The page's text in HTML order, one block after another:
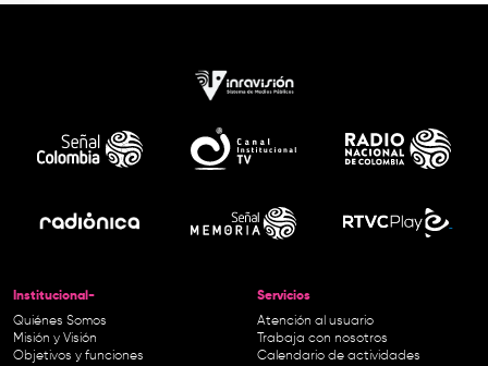
Institucional-
Quiénes Somos
Misión y Visión
Objetivos y funciones
Servicios
Atención al usuario
Trabaja con nosotros
Calendario de actividades